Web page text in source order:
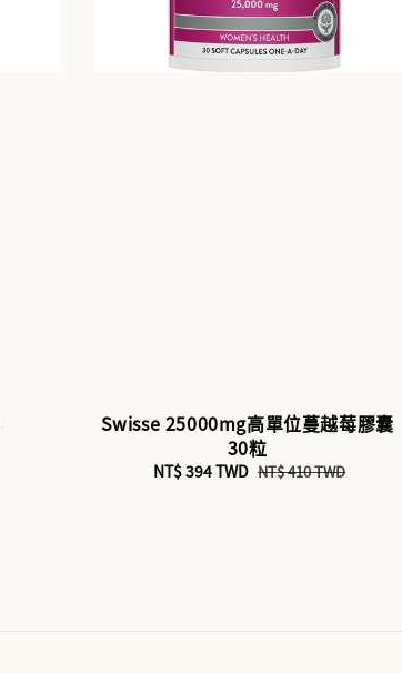
Swisse 25000mg高單位蔓越莓膠囊
30粒
Sale
NT$ 394 TWD Regular
NT$ 410 TWD